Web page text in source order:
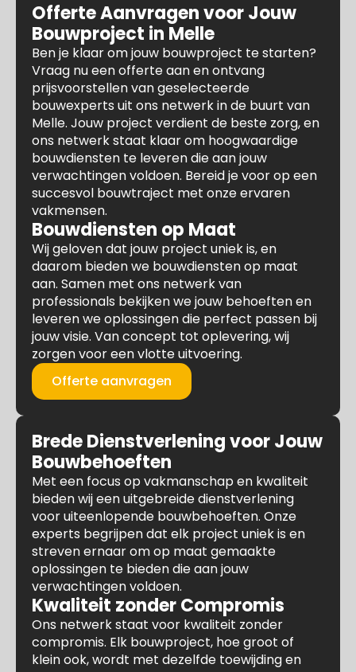
Offerte Aanvragen voor Jouw
Bouwproject in Melle
Ben je klaar om jouw bouwproject te starten?
Vraag nu een offerte aan en ontvang
prijsvoorstellen van geselecteerde
bouwexperts uit ons netwerk in de buurt van
Melle. Jouw project verdient de beste zorg, en
ons netwerk staat klaar om hoogwaardige
bouwdiensten te leveren die aan jouw
verwachtingen voldoen. Bereid je voor op een
succesvol bouwtraject met onze ervaren
vakmensen.
Bouwdiensten op Maat
Wij geloven dat jouw project uniek is, en
daarom bieden we bouwdiensten op maat
aan. Samen met ons netwerk van
professionals bekijken we jouw behoeften en
leveren we oplossingen die perfect passen bij
jouw visie. Van concept tot oplevering, wij
zorgen voor een vlotte uitvoering.
Offerte aanvragen
Brede Dienstverlening voor Jouw
Bouwbehoeften
Met een focus op vakmanschap en kwaliteit
bieden wij een uitgebreide dienstverlening
voor uiteenlopende bouwbehoeften. Onze
experts begrijpen dat elk project uniek is en
streven ernaar om op maat gemaakte
oplossingen te bieden die aan jouw
verwachtingen voldoen.
Kwaliteit zonder Compromis
Ons netwerk staat voor kwaliteit zonder
compromis. Elk bouwproject, hoe groot of
klein ook, wordt met dezelfde toewijding en